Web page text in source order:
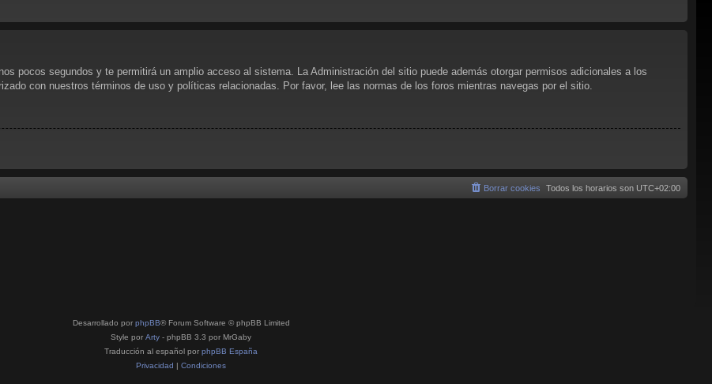
pocos segundos y te permitirá un amplio acceso al sistema. La Administración del sitio puede además otorgar permisos adicionales a los
con nuestros términos de uso y políticas relacionadas. Por favor, lee las normas de los foros mientras navegas por el sitio.
Todos los horarios son UTC+02:00
Borrar cookies
Desarrollado por phpBB® Forum Software © phpBB Limited
Style por Arty - phpBB 3.3 por MrGaby
Traducción al español por phpBB España
Privacidad | Condiciones